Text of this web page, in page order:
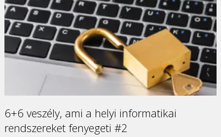
6+6 veszély, ami a helyi informatikai
rendszereket fenyegeti #2